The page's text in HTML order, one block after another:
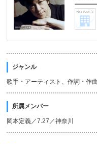
ジャンル
歌手・アーティスト、作詞・作
所属メンバー
岡本定義／7.27／神奈川